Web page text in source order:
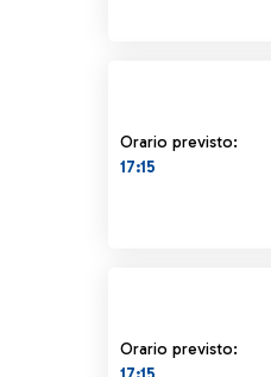
Orario previsto:
17:15
Orario previsto: